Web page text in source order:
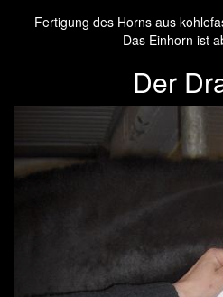
Fertigung des Horns aus
Das Einhorn ist
Der